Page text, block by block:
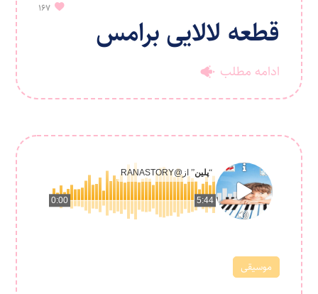
167
قطعه لالایی برامس
ادامه مطلب
0:00 5:44
“پلین” از @RANASTORY
موسیقی